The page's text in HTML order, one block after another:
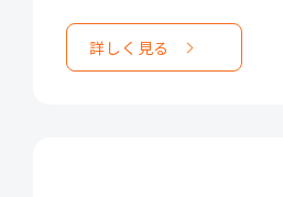
詳しく見る